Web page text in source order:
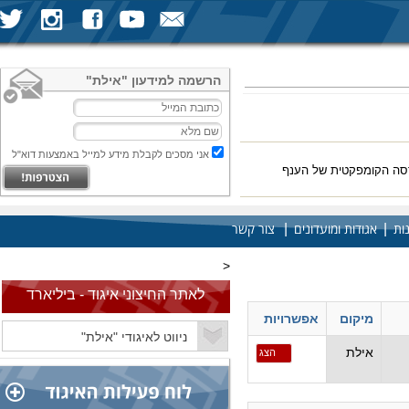
הרשמה למידעון "אילת"
אני מסכים לקבלת מידע למייל באמצעות דוא"ל
הקומפקטית של הענף
|אגודות ומועדונים| צור קשר
מיקום אפשרויות
אילת הצג
<
לאתר החיצוני איגוד - ביליארד